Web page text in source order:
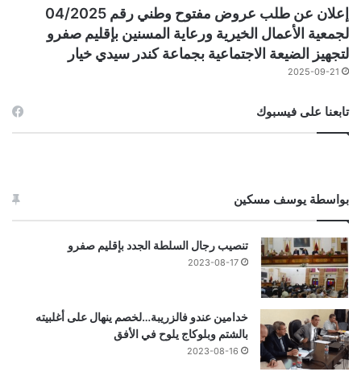
إعلان عن طلب عروض مفتوح وطني رقم 04/2025
لجمعية الأعمال الخيرية ورعاية المسنين بإقليم صفرو
لتجهيز الضيعة الاجتماعية بجماعة كندر سيدي خيار
2025-09-21
تابعنا على فيسبوك
بواسطة يوسف مسكين
تنصيب رجال السلطة الجدد بإقليم صفرو
2023-08-17
خدامين عندو فالزريبة…لخصم ينهال على أغلبيته
بالشتم وبلوكاج يلوح في الأفق
2023-08-16